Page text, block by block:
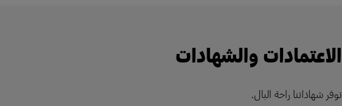
الاعتمادات والشهادات
توفر شهاداتنا راحة البال.